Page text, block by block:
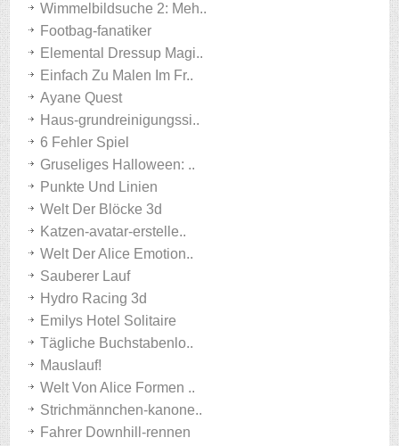
Wimmelbildsuche 2: Meh..
Footbag-fanatiker
Elemental Dressup Magi..
Einfach Zu Malen Im Fr..
Ayane Quest
Haus-grundreinigungssi..
6 Fehler Spiel
Gruseliges Halloween: ..
Punkte Und Linien
Welt Der Blöcke 3d
Katzen-avatar-erstelle..
Welt Der Alice Emotion..
Sauberer Lauf
Hydro Racing 3d
Emilys Hotel Solitaire
Tägliche Buchstabenlo..
Mauslauf!
Welt Von Alice Formen ..
Strichmännchen-kanone..
Fahrer Downhill-rennen